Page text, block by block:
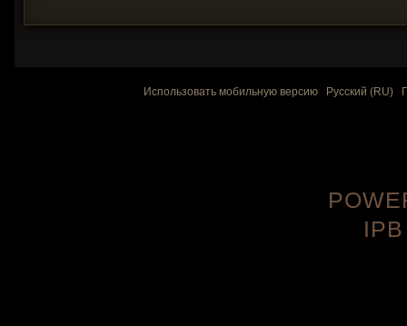
Использовать мобильную версию Русский (RU)